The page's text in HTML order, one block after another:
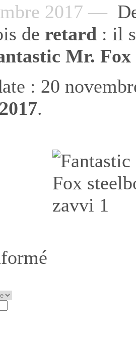
2017 —
de retard : il
Mr. Fox
: 20
.